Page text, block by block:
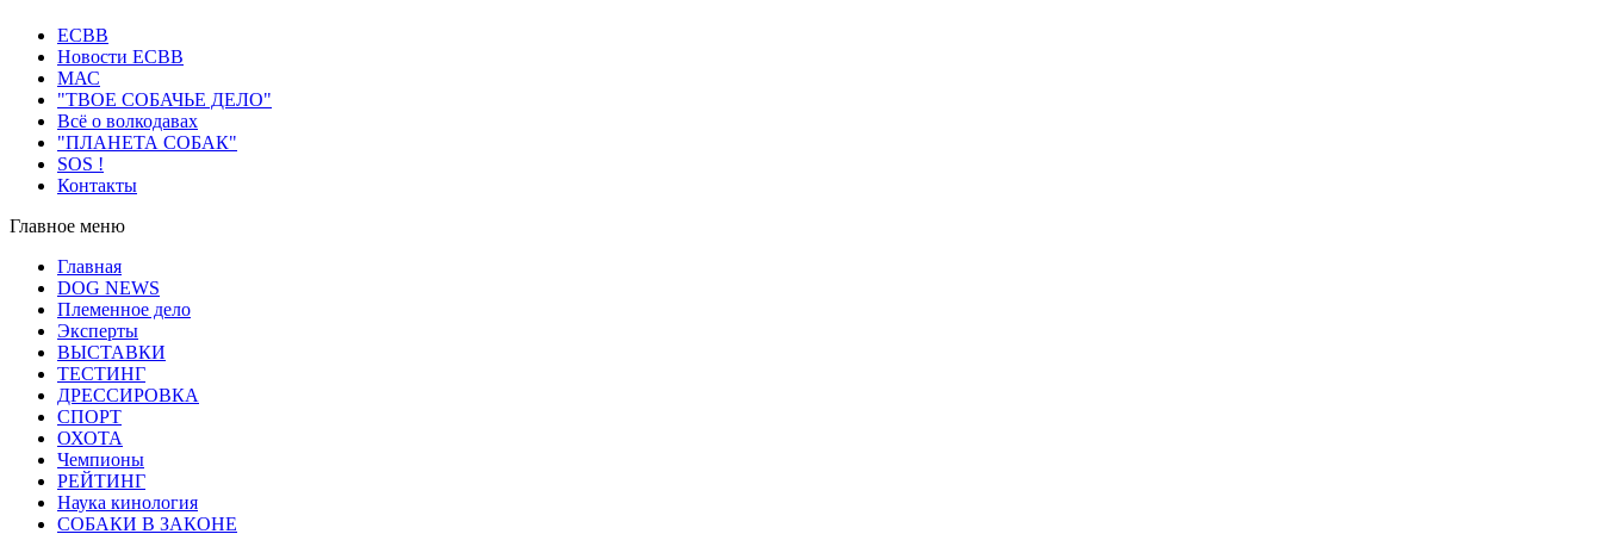
ECВB
Новости ЕСВВ
МАС
"ТВОЕ СОБАЧЬЕ ДЕЛО"
Всё о волкодавах
"ПЛАНЕТА СОБАК"
SOS !
Контакты
Главное меню
Главная
DOG NEWS
Племенное дело
Эксперты
ВЫСТАВКИ
ТЕСТИНГ
ДРЕССИРОВКА
СПОРТ
ОХОТА
Чемпионы
РЕЙТИНГ
Наука кинология
СОБАКИ В ЗАКОНЕ